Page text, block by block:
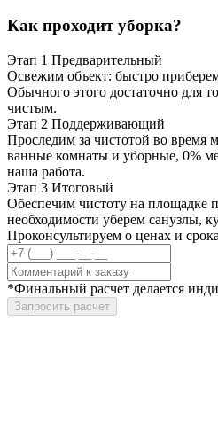
Как проходит уборка?
Этап 1 Предварительный
Освежим объект: быстро
Обычного этого достаточно для
чистым.
Этап 2 Поддерживающий
Проследим за чистотой во время
ванные комнаты и уборные, 0%
наша работа.
Этап 3 Итоговый
Обеспечим чистоту на площадке
необходимости уберем санузлы,
Проконсультируем о ценах и
*Финальный расчет делается
Запросить расчет